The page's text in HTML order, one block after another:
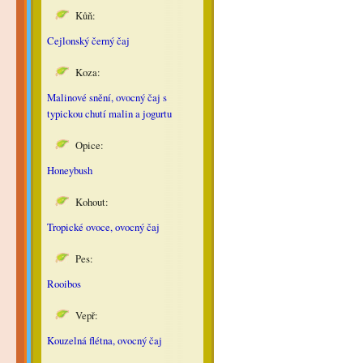
Kůň:
Cejlonský černý čaj
Koza:
Malinové snění, ovocný čaj s
typickou chutí malin a jogurtu
Opice:
Honeybush
Kohout:
Tropické ovoce, ovocný čaj
Pes:
Rooibos
Vepř:
Kouzelná flétna, ovocný čaj